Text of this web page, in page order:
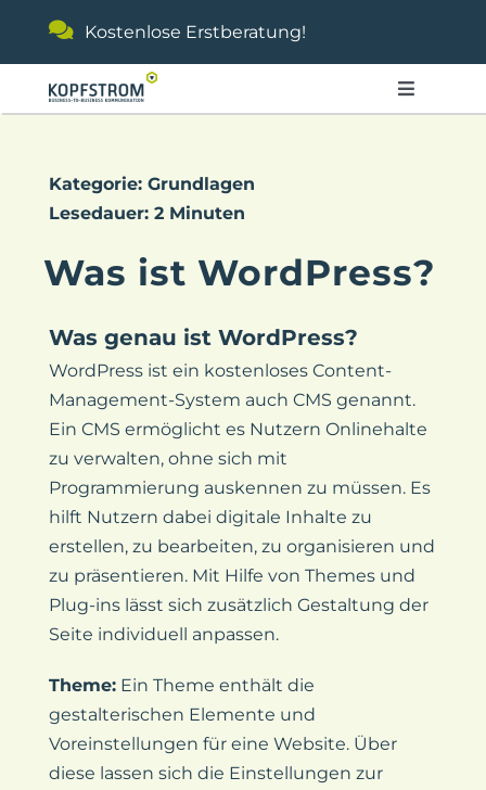
Kostenlose Erstberatung!
Toggle
Leistungen
Agentur
Kontakt
Kategorie: Grundlagen
Lesedauer: 2 Minuten
Was ist WordPress?
Was genau ist WordPress?
WordPress ist ein kostenloses Content-
Management-System auch CMS genannt.
Ein CMS ermöglicht es Nutzern Onlinehalte
zu verwalten, ohne sich mit
Programmierung auskennen zu müssen. Es
hilft Nutzern dabei digitale Inhalte zu
erstellen, zu bearbeiten, zu organisieren und
zu präsentieren. Mit Hilfe von Themes und
Plug-ins lässt sich zusätzlich Gestaltung der
Seite individuell anpassen.
Theme:Ein Theme enthält die
gestalterischen Elemente und
Voreinstellungen für eine Website. Über
diese lassen sich die Einstellungen zur